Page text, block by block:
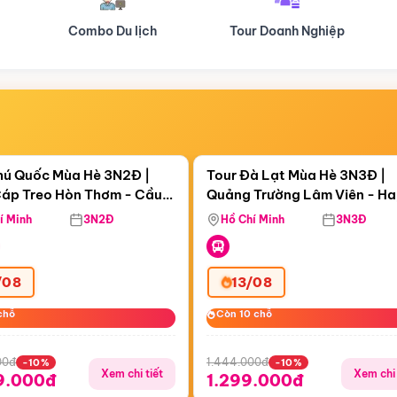
Tour Doanh Nghiệp Du lịch Hành Hương
05:36:48
Treo Hòn Thơm
Quốc Mùa Hè 3N2Đ |
Treo Hòn Thơm - Cầu
Viên Nước Aquatopia
Minh 3N2Đ
-10%
Xem chi tiết
Còn05 ngày 05:36:48
Tour Đà Lạt Mùa Hè 3N3Đ |
Quảng Trường Lâm Viên -
Hill - Puppy Farm
Hồ Chí Minh 3N3Đ
13/08
Còn 10 chỗ
Còn 10 chỗ
1.444.000đ -10%
1.299.000đ Xem